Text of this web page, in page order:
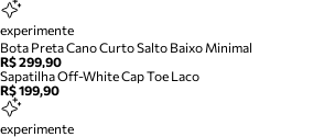
experimente
Bota Preta Cano Curto Salto Baixo Minimal
R$ 299,90
Sapatilha Off-White Cap Toe Laco
R$ 199,90
experimente